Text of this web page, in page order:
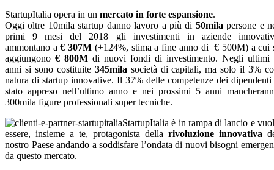
StartupItalia opera in un mercato in forte espansione.
Oggi oltre 10mila startup danno lavoro a più di 50mila persone e
primi 9 mesi del 2018 gli investimenti in aziende
ammontano a€ 307M (+124%, stima a fine anno di € 500M) a cui
aggiungono € 800M di nuovi fondi di investimento. Negli ultimi
anni si sono costituite 345mila società di capitali, ma solo il 3%
natura di startup innovative. Il 37% delle competenze dei dipendenti
stato appreso nell’ultimo anno e nei prossimi 5 anni
300mila figure professionali super tecniche.
StartupItalia è in rampa di lancio e
essere, insieme a te, protagonista della rivoluzione innovativa
nostro Paese andando a soddisfare l’ondata di nuovi bisogni
da questo mercato.